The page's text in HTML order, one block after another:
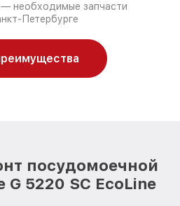
необходимые запчасти
Петербурге
посудомоечной
5220 SC EcoLine